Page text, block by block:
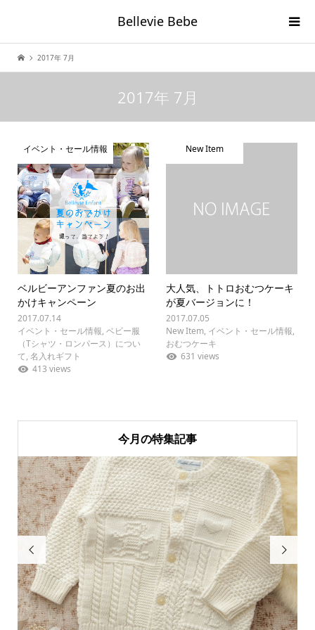
Bellevie Bebe
2017年 7月
2017年 7月
イベント・セール情報
ベルビーアンファン夏のお出
かけキャンペーン
2017.07.14
イベント・セール情報, ベビー服
（Tシャツ・ロンパース）につい
て, 名入れギフト
413 views
New Item
大人気、トトロおむつケーキ
が夏バージョンに！
2017.07.05
New Item, イベント・セール情報,
おむつケーキ
631 views
今月の特集記事
 